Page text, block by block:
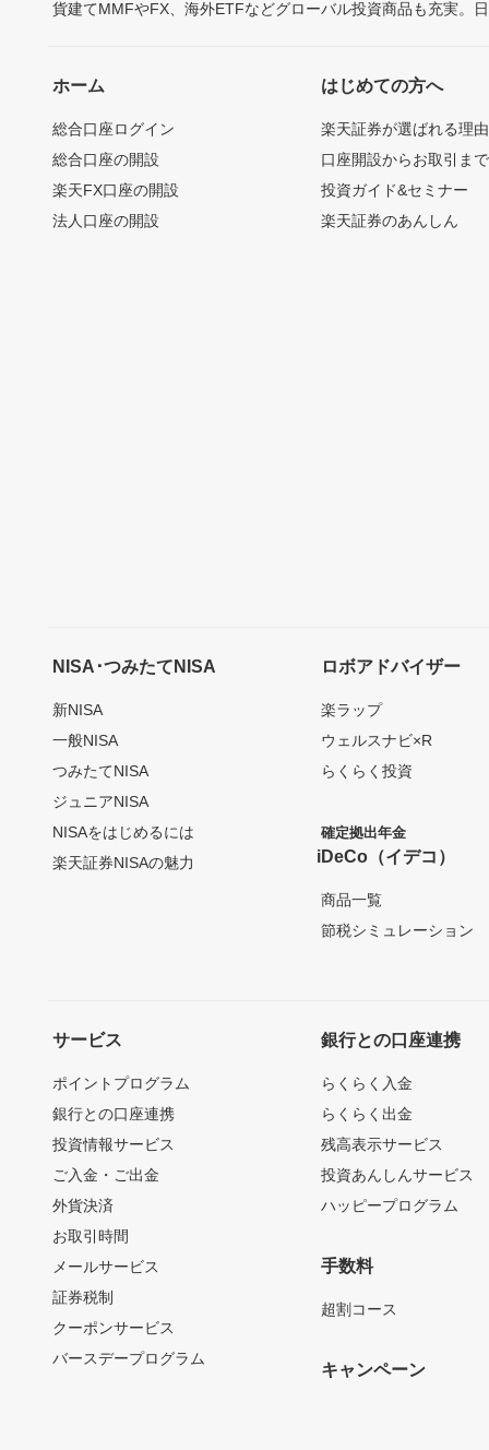
貨建てMMFやFX、海外ETFなどグローバル投資商品も充実。
ホーム
総合口座ログイン
総合口座の開設
楽天FX口座の開設
法人口座の開設
はじめての方へ
楽天証券が選ばれる理由
口座開設からお取引ま
投資ガイド&セミナー
楽天証券のあんしん
NISA･つみたてNISA
新NISA
一般NISA
つみたてNISA
ジュニアNISA
NISAをはじめるには
楽天証券NISAの魅力
ロボアドバイザー
楽ラップ
ウェルスナビ×R
らくらく投資
確定拠出年金
iDeCo（イデコ）
商品一覧
節税シミュレーション
サービス
ポイントプログラム
銀行との口座連携
投資情報サービス
ご入金・ご出金
外貨決済
お取引時間
メールサービス
証券税制
クーポンサービス
バースデープログラム
銀行との口座連携
らくらく入金
らくらく出金
残高表示サービス
投資あんしんサービス
ハッピープログラム
手数料
超割コース
キャンペーン